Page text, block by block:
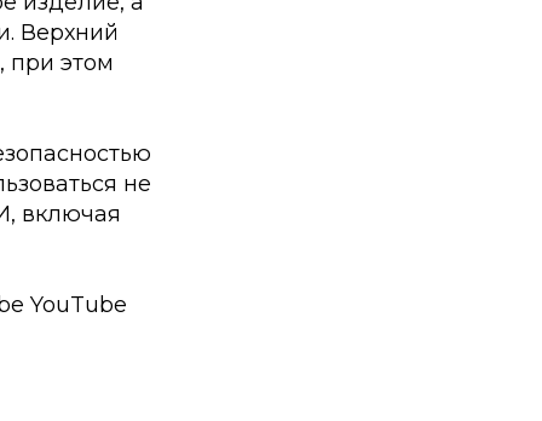
Верхний
при этом
не
включая
YouTube